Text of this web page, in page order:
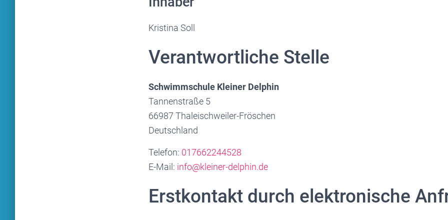
Kristina Soll
Verantwortliche Stelle
Schwimmschule Kleiner Delphin
Tannenstraße 5
66987 Thaleischweiler-Fröschen
Deutschland
Telefon: 017662244528
E-Mail: info@kleiner-delphin.de
Erstkontakt durch elektronische